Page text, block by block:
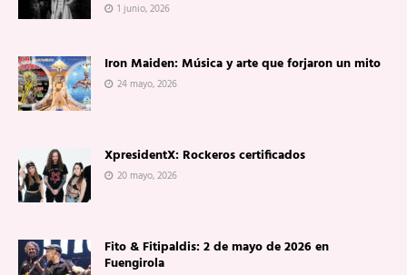
1 junio, 2026
Iron Maiden: Música y arte que forjaron un mito
24 mayo, 2026
XpresidentX: Rockeros certificados
20 mayo, 2026
Fito & Fitipaldis: 2 de mayo de 2026 en
Fuengirola